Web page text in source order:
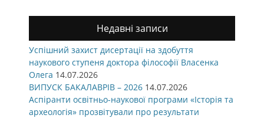
Недавні записи
Успішний захист дисертації на здобуття
наукового ступеня доктора філософії Власенка
Олега 14.07.2026
ВИПУСК БАКАЛАВРІВ – 2026 14.07.2026
Аспіранти освітньо-наукової програми «Історія та
археологія» прозвітували про результати